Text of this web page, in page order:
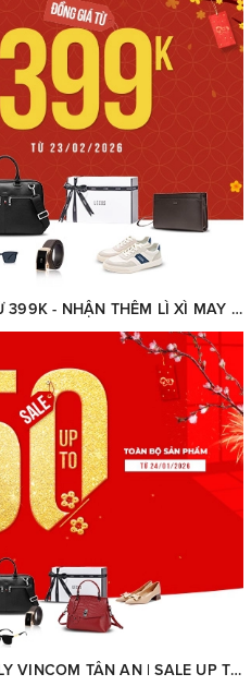
LÌ XÌ ĐẦU XUÂN - ĐỒNG GIÁ TỪ 399K - NHẬN THÊM LÌ XÌ MAY MẮN ĐẾN 500K
GRAND OPENING | LECOS & ELLY VINCOM TÂN AN | SALE UP TO 50% – TOÀN BỘ SẢN PHẨM